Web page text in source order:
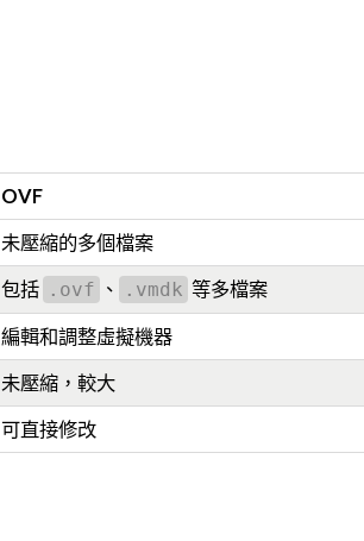
OVF
未壓縮的多個檔案
包括 .ovf 、 .vmdk 等多檔案
編輯和調整虛擬機器
未壓縮，較大
可直接修改